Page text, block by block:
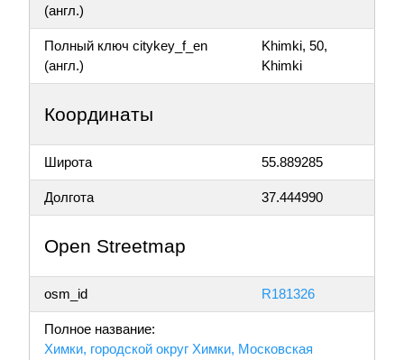
(англ.)
Полный ключ citykey_f_en
(англ.)
Khimki, 50,
Khimki
Координаты
Широта 55.889285
Долгота 37.444990
Open Streetmap
osm_id R181326
Полное название:
Химки, городской округ Химки, Московская